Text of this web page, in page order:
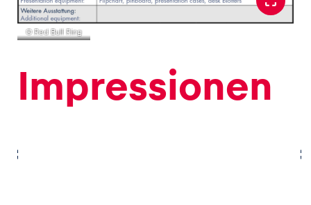
© Red Bull Ring
Impressionen